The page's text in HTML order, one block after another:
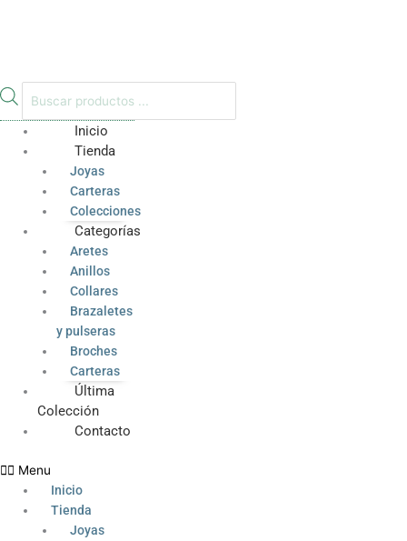
Inicio
Tienda
Joyas
Carteras
Colecciones
Categorías
Aretes
Anillos
Collares
Brazaletes
y pulseras
Broches
Carteras
Última
Colección
Contacto
Menu
Inicio
Tienda
Joyas